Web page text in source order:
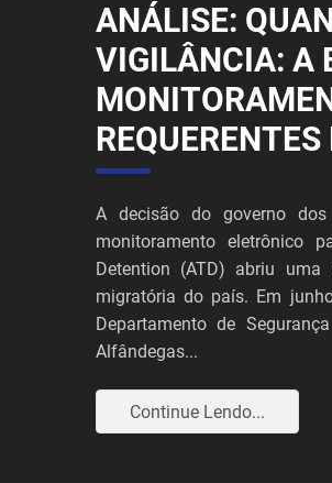
ANÁLISE:
VIGILÂNCIA: A
A decisão do governo
monitoramento eletrônico
Detention (ATD) abriu
migratória do país. Em
Departamento de
Alfândegas...
Continue Lendo...